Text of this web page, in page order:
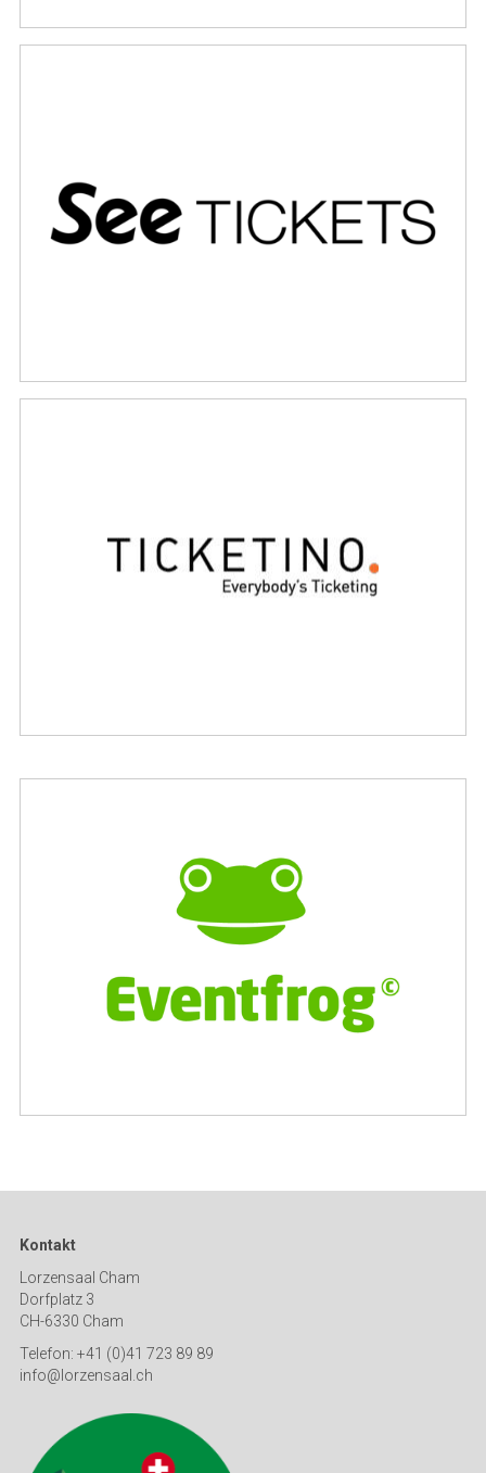
Kontakt
Lorzensaal Cham
Dorfplatz 3
CH-6330 Cham
Telefon: +41 (0)41 723 89 89
info@lorzensaal.ch